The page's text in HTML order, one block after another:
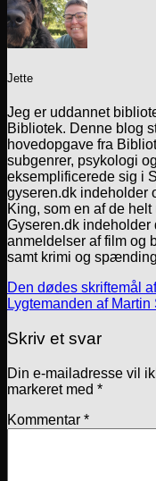
Jette
Jeg er uddannet
Bibliotek. Denne blog
hovedopgave fra
subgenrer, psykologi
eksemplificerede sig i
gyseren.dk indeholder
King, som en af de
Gyseren.dk indeholder
anmeldelser af film og
samt krimi og
Den dødes skriftemål
Lygtemanden af Martin
Skriv et svar
Din e-mailadresse vil
markeret med *
Kommentar *